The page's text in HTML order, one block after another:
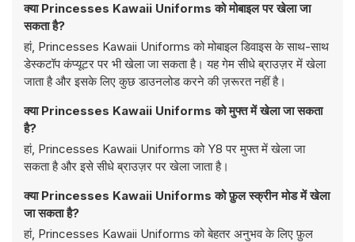
क्या Princesses Kawaii Uniforms को मोबाइल पर खेला जा
सकता है?
हां, Princesses Kawaii Uniforms को मोबाइल डिवाइस के साथ-साथ
डेस्कटॉप कंप्यूटर पर भी खेला जा सकता है। यह गेम सीधे ब्राउज़र में खेला
जाता है और इसके लिए कुछ डाउनलोड करने की ज़रूरत नहीं है।
क्या Princesses Kawaii Uniforms को मुफ्त में खेला जा सकता
है?
हां, Princesses Kawaii Uniforms को Y8 पर मुफ्त में खेला जा
सकता है और इसे सीधे ब्राउज़र पर खेला जाता है।
क्या Princesses Kawaii Uniforms को फ़ुल स्क्रीन मोड में खेला
जा सकता है?
हां, Princesses Kawaii Uniforms को बेहतर अनुभव के लिए फ़ुल